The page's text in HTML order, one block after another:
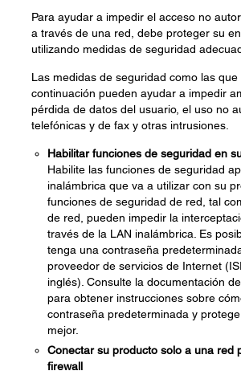
Para ayudar a impedir el acceso no
a través de una red, debe proteger su
utilizando medidas de seguridad
Las medidas de seguridad como las que
continuación pueden ayudar a impedir
pérdida de datos del usuario, el uso no
telefónicas y de fax y otras intrusiones.
Habilitar funciones de seguridad en
Habilite las funciones de seguridad
inalámbrica que va a utilizar con su
funciones de seguridad de red, tal
de red, pueden impedir la
través de la LAN inalámbrica. Es
tenga una contraseña
proveedor de servicios de Internet
inglés). Consulte la documentación
para obtener instrucciones sobre
contraseña predeterminada y
mejor.
Conectar su producto solo a una red
firewall